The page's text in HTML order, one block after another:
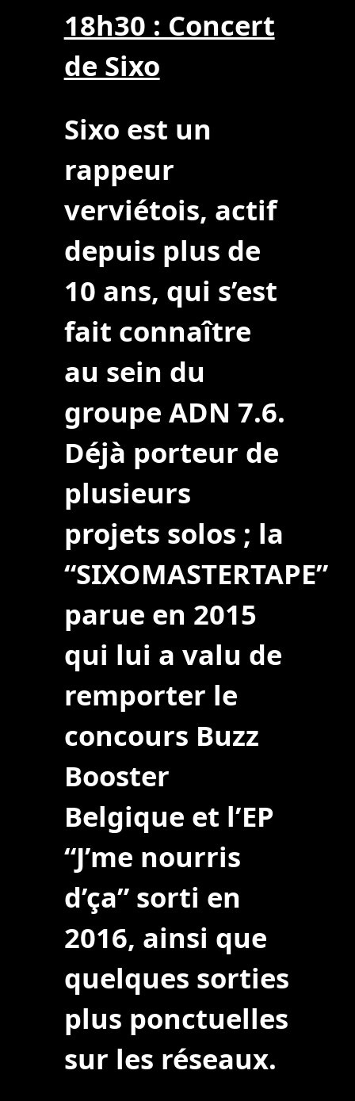
18h30 : Concert
de Sixo
Sixo est un
rappeur
verviétois, actif
depuis plus de
10 ans, qui s’est
fait connaître
au sein du
groupe ADN 7.6.
Déjà porteur de
plusieurs
projets solos ; la
“SIXOMASTERTAPE”
parue en 2015
qui lui a valu de
remporter le
concours Buzz
Booster
Belgique et l’EP
“J’me nourris
d’ça” sorti en
2016, ainsi que
quelques sorties
plus ponctuelles
sur les réseaux.